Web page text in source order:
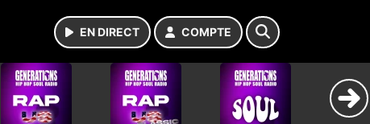
EN DIRECT COMPTE